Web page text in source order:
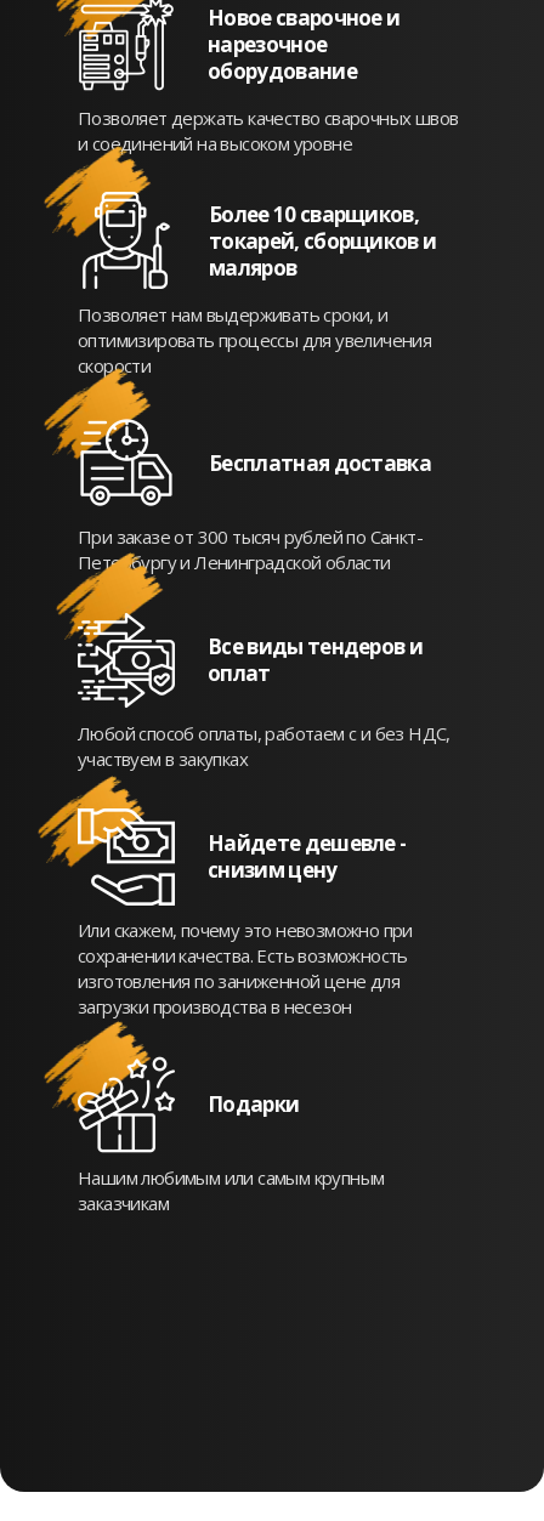
Новое сварочное и
нарезочное
оборудование
Позволяет держать качество сварочных швов
и соединений на высоком уровне
Более 10 сварщиков,
токарей, сборщиков и
маляров
Позволяет нам выдерживать сроки, и
оптимизировать процессы для увеличения
скорости
Бесплатная доставка
При заказе от 300 тысяч рублей по Санкт-
Петербургу и Ленинградской области
Все виды тендеров и
оплат
Любой способ оплаты, работаем с и без НДС,
участвуем в закупках
Найдете дешевле -
снизим цену
Или скажем, почему это невозможно при
сохранении качества. Есть возможность
изготовления по заниженной цене для
загрузки производства в несезон
Подарки
Нашим любимым или самым крупным
заказчикам